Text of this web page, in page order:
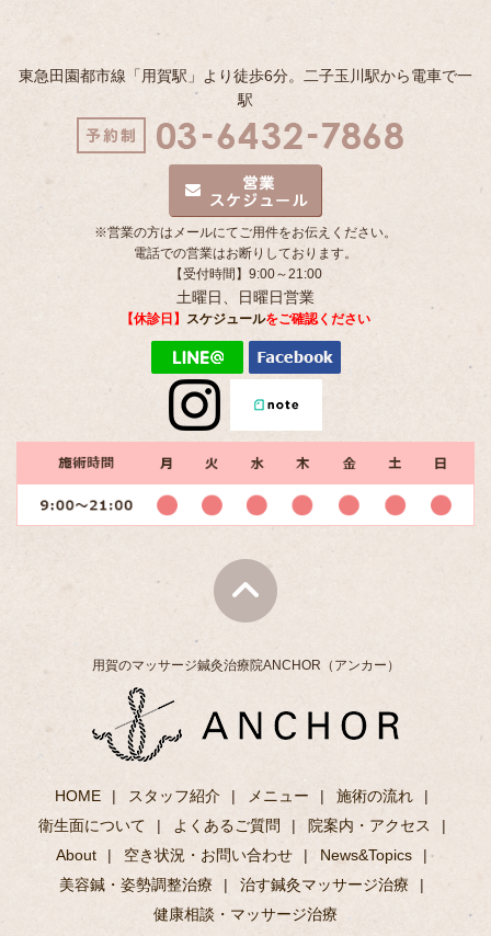
東急田園都市線「用賀駅」より徒歩6分。二子玉川駅から電車で一
駅
※営業の方はメールにてご用件をお伝えください。
電話での営業はお断りしております。
【受付時間】9:00～21:00
土曜日、日曜日営業
【休診日】 スケジュールをご確認ください
用賀のマッサージ鍼灸治療院ANCHOR（アンカー）
HOME スタッフ紹介 メニュー
施術の流れ
衛生面について
よくあるご質問
院案内・アクセス
About
空き状況・お問い合わせ
News&Topics
美容鍼・姿勢調整治療
治す鍼灸マッサージ治療
健康相談・マッサージ治療